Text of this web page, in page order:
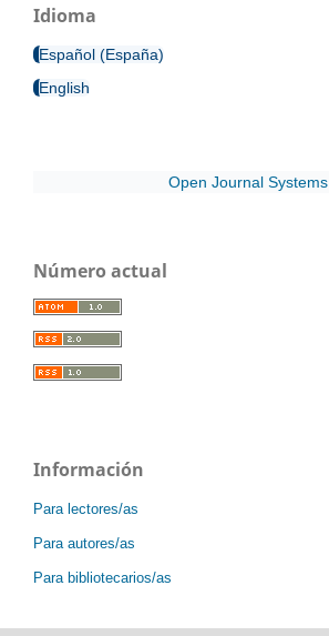
Idioma
Español (España)
English
Open Journal Systems
Número actual
Información
Para lectores/as
Para autores/as
Para bibliotecarios/as